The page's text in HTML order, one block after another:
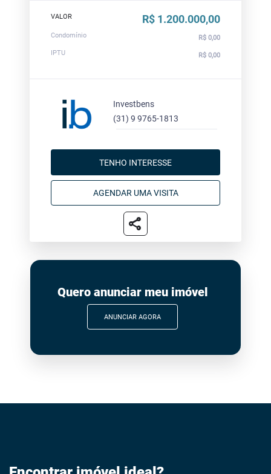
VALOR R$ 1.200.000,00
Condomínio
R$ 0,00
IPTU
R$ 0,00
Investbens
(31) 9 9765-1813
TENHO INTERESSE
AGENDAR UMA VISITA
share
Quero anunciar meu imóvel
ANUNCIAR AGORA